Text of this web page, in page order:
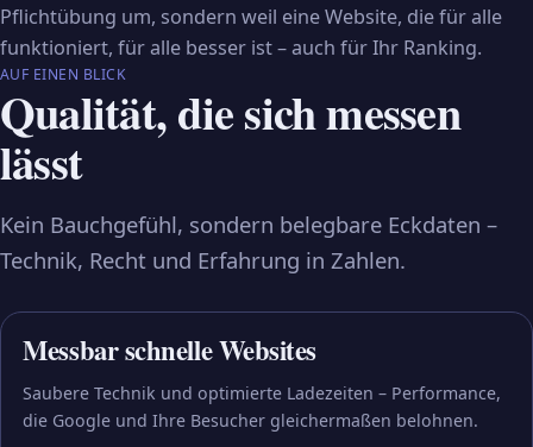
Pflichtübung um, sondern weil eine Website, die für alle
funktioniert, für alle besser ist – auch für Ihr Ranking.
AUF EINEN BLICK
Qualität, die sich messen
lässt
Kein Bauchgefühl, sondern belegbare Eckdaten –
Technik, Recht und Erfahrung in Zahlen.
Messbar schnelle Websites
Saubere Technik und optimierte Ladezeiten – Performance,
die Google und Ihre Besucher gleichermaßen belohnen.